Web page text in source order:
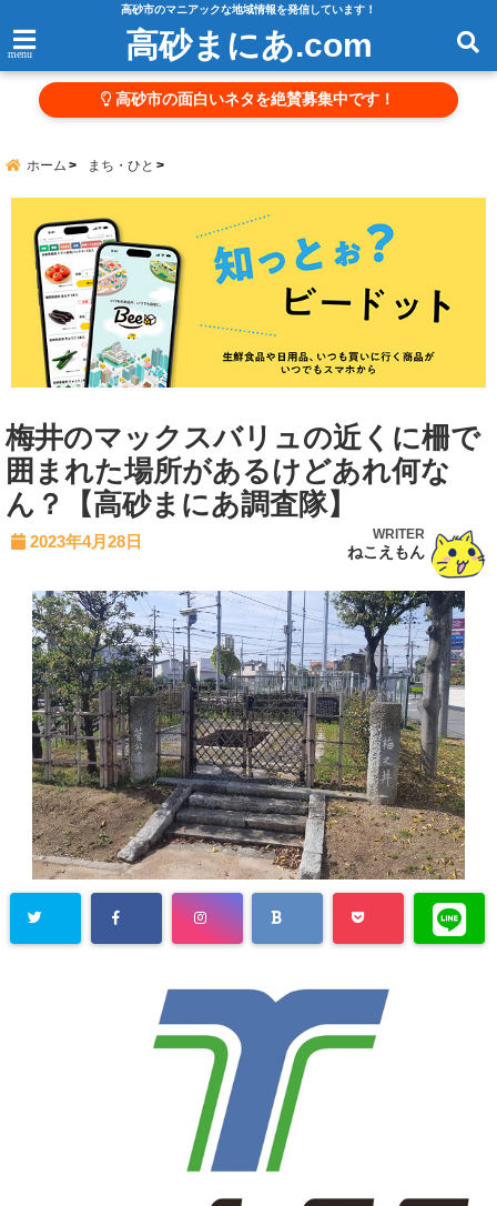
高砂市のマニアックな地域情報を発信しています！
menu 高砂まにあ.com
高砂市の面白いネタを絶賛募集中です！
ホーム まち・ひと
梅井のマックスバリュの近くに柵で
囲まれた場所があるけどあれ何な
ん？【高砂まにあ調査隊】
2023年4月28日 WRITER
ねこえもん